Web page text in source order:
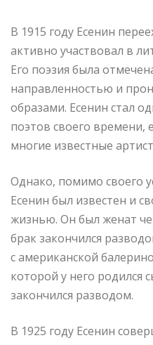
В 1915 году Есенин
активно участвовал в
Его поэзия была
направленностью и
образами. Есенин стал
поэтов своего времени,
многие известные
Однако, помимо своего
Есенин был известен и
жизнью. Он был женат
брак закончился
с американской
которой у него родился
закончился разводом.
В 1925 году Есенин